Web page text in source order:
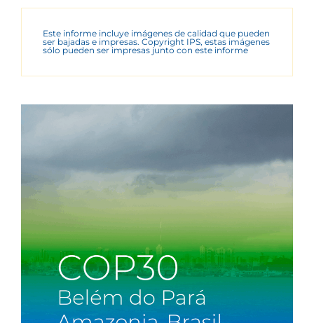
Este informe incluye imágenes de calidad que pueden
ser bajadas e impresas. Copyright IPS, estas imágenes
sólo pueden ser impresas junto con este informe